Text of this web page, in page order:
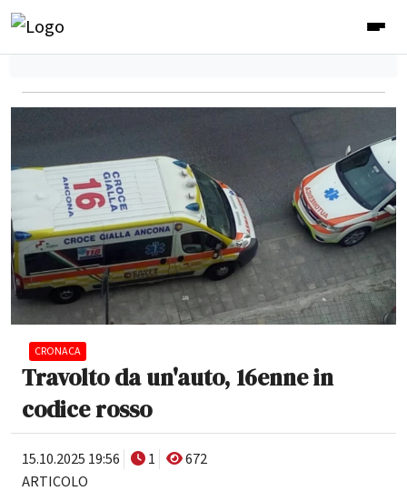
CRONACA
Travolto da un'auto, 16enne in
codice rosso
15.10.2025 19:56 1
672
ARTICOLO